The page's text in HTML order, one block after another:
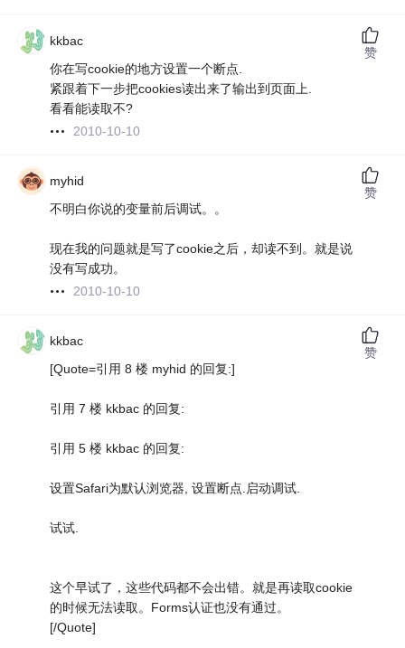
kkbac
你在写cookie的地方设置一个断点.
紧跟着下一步把cookies读出来了输出到页面上.
看看能读取不?
2010-10-10
赞
myhid
不明白你说的变量前后调试。。
现在我的问题就是写了cookie之后，却读不到。就是说
没有写成功。
2010-10-10
赞
kkbac
[Quote=引用 8 楼 myhid 的回复:]
引用 7 楼 kkbac 的回复:
引用 5 楼 kkbac 的回复:
设置Safari为默认浏览器, 设置断点.启动调试.
试试.
这个早试了，这些代码都不会出错。就是再读取cookie
的时候无法读取。Forms认证也没有通过。
[/Quote]
赞